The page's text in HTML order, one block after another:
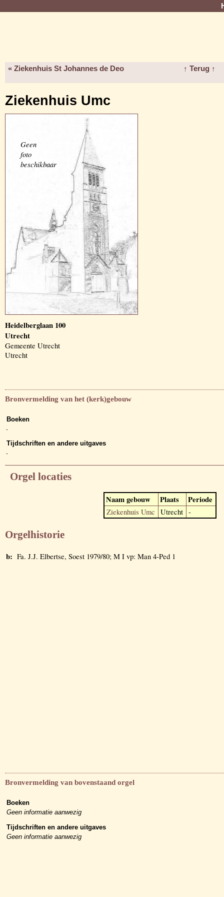
« Ziekenhuis St Johannes de Deo ↑ Terug ↑
Ziekenhuis Umc
Geen
foto
beschikbaar
Heidelberglaan 100
Utrecht
Gemeente Utrecht
Utrecht
Bronvermelding van het (kerk)gebouw
Boeken
-
Tijdschriften en andere uitgaves
-
Orgel locaties
Naam gebouw Plaats Periode
Ziekenhuis Umc Utrecht -
Orgelhistorie
b: Fa. J.J. Elbertse, Soest 1979/80; M I vp: Man 4-Ped 1
Bronvermelding van bovenstaand orgel
Boeken
Geen informatie aanwezig
Tijdschriften en andere uitgaves
Geen informatie aanwezig